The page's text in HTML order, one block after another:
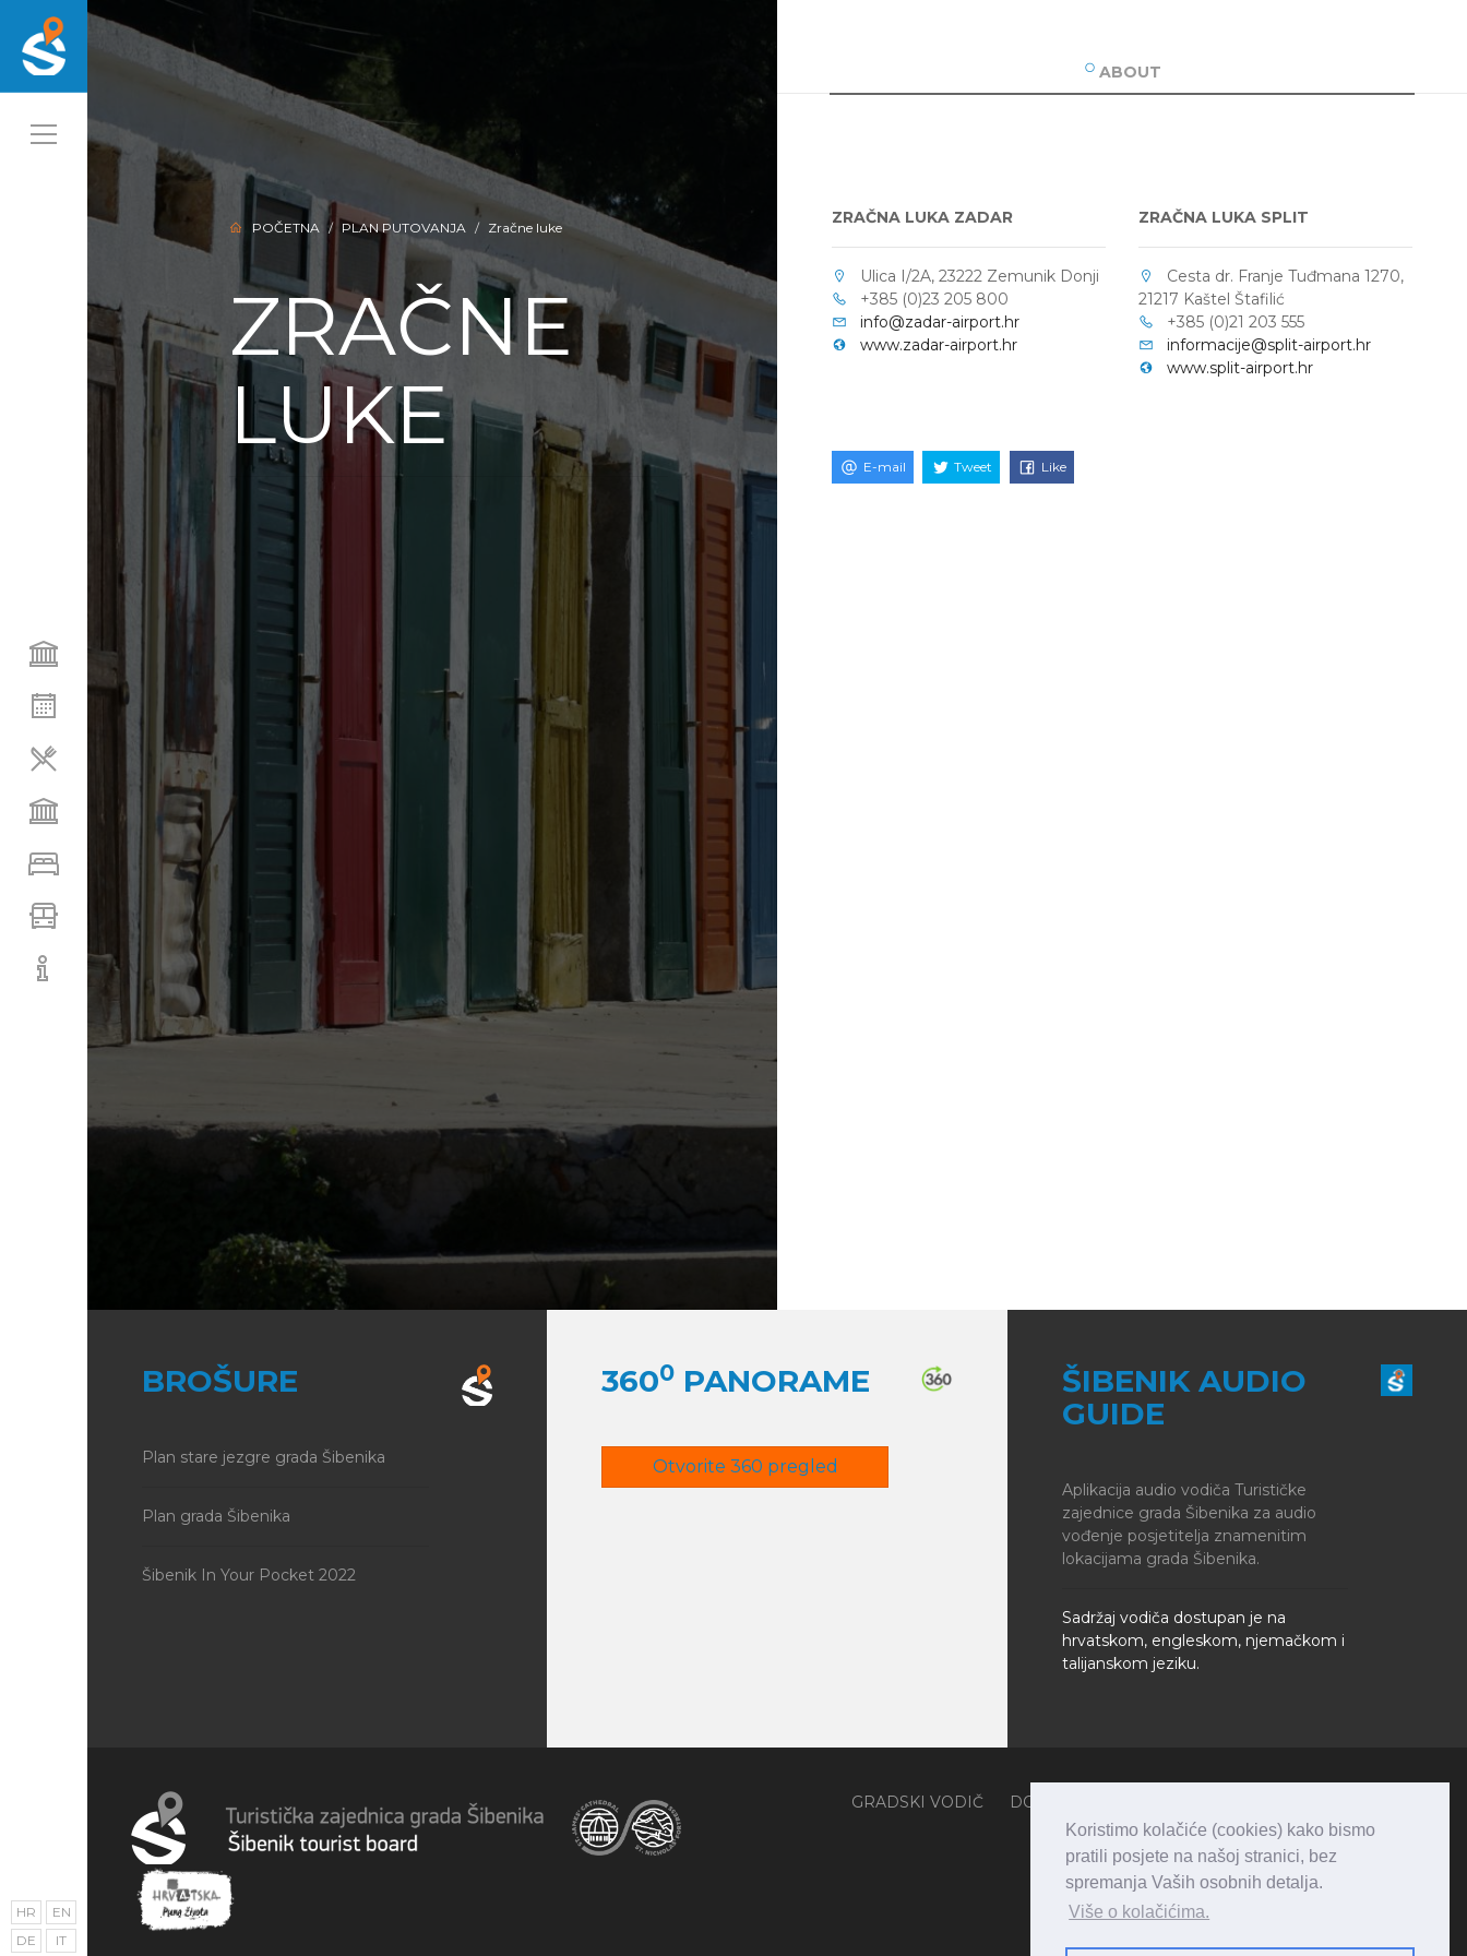
Koristimo kolačiće (cookies) kako bismo
pratili posjete na našoj stranici, bez
spremanja Vaših osobnih detalja.
Više o kolačićima.
HR
EN
DE
IT
POČETNA PLAN PUTOVANJA Zračne luke
ZRAČNE
LUKE
ABOUT
ZRAČNA LUKA ZADAR
Ulica I/2A, 23222 Zemunik Donji
+385 (0)23 205 800
info@zadar-airport.hr
www.zadar-airport.hr
ZRAČNA LUKA SPLIT
Cesta dr. Franje Tuđmana 1270,
21217 Kaštel Štafilić
+385 (0)21 203 555
informacije@split-airport.hr
www.split-airport.hr
E-mail Tweet Like
BROŠURE
Plan stare jezgre grada Šibenika
Plan grada Šibenika
Šibenik In Your Pocket 2022
3600 PANORAME
Otvorite 360 pregled
ŠIBENIK AUDIO
GUIDE
Aplikacija audio vodiča Turističke
zajednice grada Šibenika za audio
vođenje posjetitelja znamenitim
lokacijama grada Šibenika.
Sadržaj vodiča dostupan je na
hrvatskom, engleskom, njemačkom i
talijanskom jeziku.
GRADSKI VODIČ DOŽIVITE ŠIBENIK
SMJEŠTAJ
PLAN PUTOVANJA O ŠIBENIKU